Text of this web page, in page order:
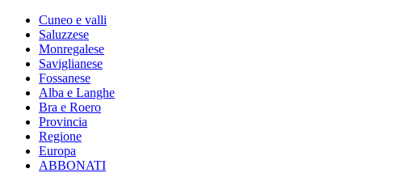
Cuneo e valli
Saluzzese
Monregalese
Saviglianese
Fossanese
Alba e Langhe
Bra e Roero
Provincia
Regione
Europa
ABBONATI